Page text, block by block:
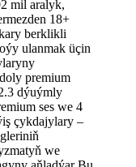
mil aralyk,
18+
berklikli
ulanmak üçin
premium
dýuýmly
ses we 4
çykdajylary –
we